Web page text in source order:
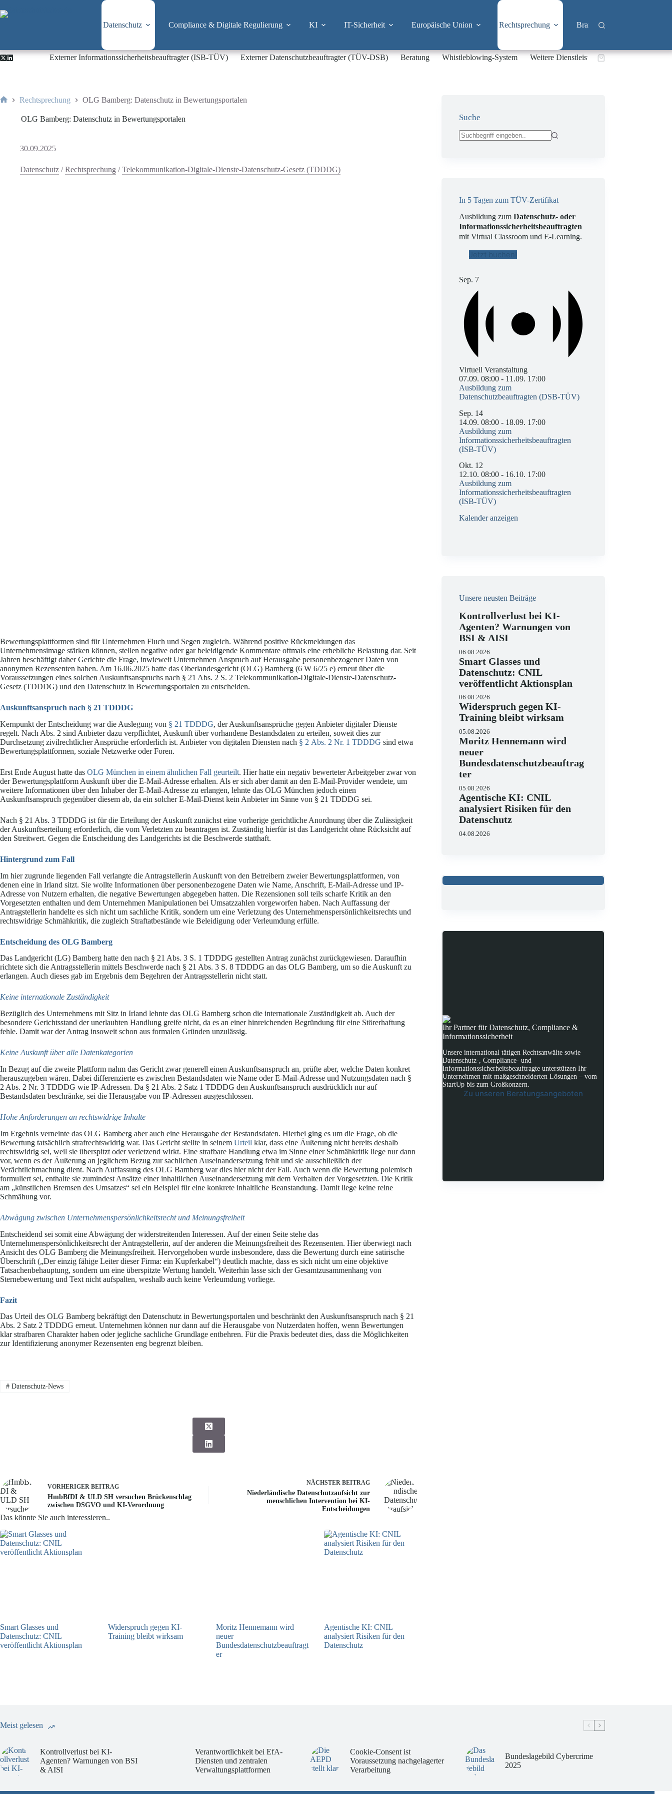
Inhalt
Datenschutz Compliance & Digitale Regulierung KI IT-Sicherheit Europäische Union Rechtsprechung Branchen
Externer Informationssicherheitsbeauftragter (ISB-TÜV) Externer Datenschutzbeauftragter (TÜV-DSB) Beratung Whistleblowing-System Weitere DienstleistungenWarenkorb
Rechtsprechung OLG Bamberg: Datenschutz in Bewertungsportalen
OLG Bamberg: Datenschutz in Bewertungsportalen
30.09.2025
Datenschutz /Rechtsprechung /Telekommunikation-Digitale-Dienste-Datenschutz-Gesetz (TDDDG)
Bewertungsplattformen sind für Unternehmen Fluch und Segen zugleich. Während positive Rückmeldungen das
Unternehmensimage stärken können, stellen negative oder gar beleidigende Kommentare oftmals eine erhebliche Belastung dar. Seit
Jahren beschäftigt daher Gerichte die Frage, inwieweit Unternehmen Anspruch auf Herausgabe personenbezogener Daten von
anonymen Rezensenten haben. Am 16.06.2025 hatte das Oberlandesgericht (OLG) Bamberg (6 W 6/25 e) erneut über die
Voraussetzungen eines solchen Auskunftsanspruchs nach § 21 Abs. 2 S. 2 Telekommunikation-Digitale-Dienste-Datenschutz-
Gesetz (TDDDG) und den Datenschutz in Bewertungsportalen zu entscheiden.
Auskunftsanspruch nach § 21 TDDDG
Kernpunkt der Entscheidung war die Auslegung von § 21 TDDDG, der Auskunftsansprüche gegen Anbieter digitaler Dienste
regelt. Nach Abs. 2 sind Anbieter dazu verpflichtet, Auskunft über vorhandene Bestandsdaten zu erteilen, soweit dies zur
Durchsetzung zivilrechtlicher Ansprüche erforderlich ist. Anbieter von digitalen Diensten nach § 2 Abs. 2 Nr. 1 TDDDG sind etwa
Bewertungsplattformen, soziale Netzwerke oder Foren.
Erst Ende August hatte das OLG München in einem ähnlichen Fall geurteilt. Hier hatte ein negativ bewerteter Arbeitgeber zwar von
der Bewertungsplattform Auskunft über die E-Mail-Adresse erhalten. Als er sich aber damit an den E-Mail-Provider wendete, um
weitere Informationen über den Inhaber der E-Mail-Adresse zu erlangen, lehnte das OLG München jedoch einen
Auskunftsanspruch gegenüber diesem ab, da ein solcher E-Mail-Dienst kein Anbieter im Sinne von § 21 TDDDG sei.
Nach § 21 Abs. 3 TDDDG ist für die Erteilung der Auskunft zunächst eine vorherige gerichtliche Anordnung über die Zulässigkeit
der Auskunftserteilung erforderlich, die vom Verletzten zu beantragen ist. Zuständig hierfür ist das Landgericht ohne Rücksicht auf
den Streitwert. Gegen die Entscheidung des Landgerichts ist die Beschwerde statthaft.
Hintergrund zum Fall
Im hier zugrunde liegenden Fall verlangte die Antragstellerin Auskunft von den Betreibern zweier Bewertungsplattformen, von
denen eine in Irland sitzt. Sie wollte Informationen über personenbezogene Daten wie Name, Anschrift, E-Mail-Adresse und IP-
Adresse von Nutzern erhalten, die negative Bewertungen abgegeben hatten. Die Rezensionen soll teils scharfe Kritik an den
Vorgesetzten enthalten und dem Unternehmen Manipulationen bei Umsatzzahlen vorgeworfen haben. Nach Auffassung der
Antragstellerin handelte es sich nicht um sachliche Kritik, sondern um eine Verletzung des Unternehmenspersönlichkeitsrechts und
rechtswidrige Schmähkritik, die zugleich Straftatbestände wie Beleidigung oder Verleumdung erfülle.
Entscheidung des OLG Bamberg
Das Landgericht (LG) Bamberg hatte den nach § 21 Abs. 3 S. 1 TDDDG gestellten Antrag zunächst zurückgewiesen. Daraufhin
richtete sich die Antragsstellerin mittels Beschwerde nach § 21 Abs. 3 S. 8 TDDDG an das OLG Bamberg, um so die Auskunft zu
erlangen. Auch dieses gab im Ergebnis dem Begehren der Antragsstellerin nicht statt.
Keine internationale Zuständigkeit
Bezüglich des Unternehmens mit Sitz in Irland lehnte das OLG Bamberg schon die internationale Zuständigkeit ab. Auch der
besondere Gerichtsstand der unerlaubten Handlung greife nicht, da es an einer hinreichenden Begründung für eine Störerhaftung
fehle. Damit war der Antrag insoweit schon aus formalen Gründen unzulässig.
Keine Auskunft über alle Datenkategorien
In Bezug auf die zweite Plattform nahm das Gericht zwar generell einen Auskunftsanspruch an, prüfte aber, welche Daten konkret
herauszugeben wären. Dabei differenzierte es zwischen Bestandsdaten wie Name oder E-Mail-Adresse und Nutzungsdaten nach §
2 Abs. 2 Nr. 3 TDDDG wie IP-Adressen. Da § 21 Abs. 2 Satz 1 TDDDG den Auskunftsanspruch ausdrücklich nur auf
Bestandsdaten beschränke, sei die Herausgabe von IP-Adressen ausgeschlossen.
Hohe Anforderungen an rechtswidrige Inhalte
Im Ergebnis verneinte das OLG Bamberg aber auch eine Herausgabe der Bestandsdaten. Hierbei ging es um die Frage, ob die
Bewertung tatsächlich strafrechtswidrig war. Das Gericht stellte in seinem Urteil klar, dass eine Äußerung nicht bereits deshalb
rechtswidrig sei, weil sie überspitzt oder verletzend wirkt. Eine strafbare Handlung etwa im Sinne einer Schmähkritik liege nur dann
vor, wenn es der Äußerung an jeglichem Bezug zur sachlichen Auseinandersetzung fehlt und sie ausschließlich der
Verächtlichmachung dient. Nach Auffassung des OLG Bamberg war dies hier nicht der Fall. Auch wenn die Bewertung polemisch
formuliert sei, enthalte sie zumindest Ansätze einer inhaltlichen Auseinandersetzung mit dem Verhalten der Vorgesetzten. Die Kritik
am „künstlichen Bremsen des Umsatzes“ sei ein Beispiel für eine konkrete inhaltliche Beanstandung. Damit liege keine reine
Schmähung vor.
Abwägung zwischen Unternehmenspersönlichkeitsrecht und Meinungsfreiheit
Entscheidend sei somit eine Abwägung der widerstreitenden Interessen. Auf der einen Seite stehe das
Unternehmenspersönlichkeitsrecht der Antragstellerin, auf der anderen die Meinungsfreiheit des Rezensenten. Hier überwiegt nach
Ansicht des OLG Bamberg die Meinungsfreiheit. Hervorgehoben wurde insbesondere, dass die Bewertung durch eine satirische
Überschrift („Der einzig fähige Leiter dieser Firma: ein Kupferkabel“) deutlich machte, dass es sich nicht um eine objektive
Tatsachenbehauptung, sondern um eine überspitzte Wertung handelt. Weiterhin lasse sich der Gesamtzusammenhang von
Sternebewertung und Text nicht aufspalten, weshalb auch keine Verleumdung vorliege.
Fazit
Das Urteil des OLG Bamberg bekräftigt den Datenschutz in Bewertungsportalen und beschränkt den Auskunftsanspruch nach § 21
Abs. 2 Satz 2 TDDDG erneut. Unternehmen können nur dann auf die Herausgabe von Nutzerdaten hoffen, wenn Bewertungen
klar strafbaren Charakter haben oder jegliche sachliche Grundlage entbehren. Für die Praxis bedeutet dies, dass die Möglichkeiten
zur Identifizierung anonymer Rezensenten eng begrenzt bleiben.
#Datenschutz-News
VORHERIGER BEITRAG
HmbBfDI & ULD SH versuchen Brückenschlag
zwischen DSGVO und KI-Verordnung
NÄCHSTER BEITRAG
Niederländische Datenschutzaufsicht zur
menschlichen Intervention bei KI-
Entscheidungen
Das könnte Sie auch interessieren..
Smart Glasses und
Datenschutz: CNIL
veröffentlicht Aktionsplan
Widerspruch gegen KI-
Training bleibt wirksam
Moritz Hennemann wird
neuer
Bundesdatenschutzbeauftragt
er
Agentische KI: CNIL
analysiert Risiken für den
Datenschutz
Suche
In 5 Tagen zum TÜV-Zertifikat
Ausbildung zumDatenschutz- oder
Informationssicherheitsbeauftragten
mit Virtual Classroom und E-Learning.
Jetzt buchen!
Sep. 7
Virtuell Veranstaltung
07.09. 08:00 - 11.09. 17:00
Ausbildung zum
Datenschutzbeauftragten (DSB-TÜV)
Sep. 14
14.09. 08:00 - 18.09. 17:00
Ausbildung zum
Informationssicherheitsbeauftragten
(ISB-TÜV)
Okt. 12
12.10. 08:00 - 16.10. 17:00
Ausbildung zum
Informationssicherheitsbeauftragten
(ISB-TÜV)
Kalender anzeigen
Unsere neusten Beiträge
Kontrollverlust bei KI-
Agenten? Warnungen von
BSI & AISI
06.08.2026
Smart Glasses und
Datenschutz: CNIL
veröffentlicht Aktionsplan
06.08.2026
Widerspruch gegen KI-
Training bleibt wirksam
05.08.2026
Moritz Hennemann wird
neuer
Bundesdatenschutzbeauftrag
ter
05.08.2026
Agentische KI: CNIL
analysiert Risiken für den
Datenschutz
04.08.2026
Ihr Partner für Datenschutz, Compliance &
Informationssicherheit
Unsere international tätigen Rechtsanwälte sowie
Datenschutz-, Compliance- und
Informationssicherheitsbeauftragte unterstützen Ihr
Unternehmen mit maßgeschneiderten Lösungen – vom
StartUp bis zum Großkonzern.
Zu unseren Beratungsangeboten
Meist gelesen
Kontrollverlust bei KI-
Agenten? Warnungen von BSI
& AISI
Verantwortlichkeit bei EfA-
Diensten und zentralen
Verwaltungsplattformen
Cookie-Consent ist
Voraussetzung nachgelagerter
Verarbeitung
Bundeslagebild Cybercrime
2025